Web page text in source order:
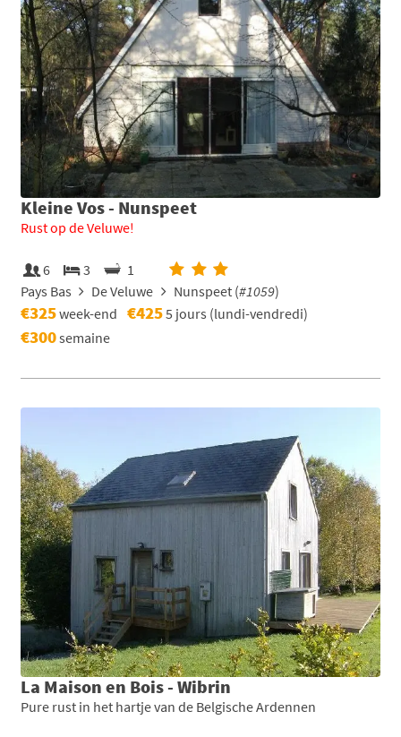
Kleine Vos - Nunspeet
Rust op de Veluwe!
6 3
1
Pays Bas
De Veluwe Nunspeet (#1059)
€325week-end €4255 jours (lundi-vendredi)
€300semaine
La Maison en Bois - Wibrin
Pure rust in het hartje van de Belgische Ardennen